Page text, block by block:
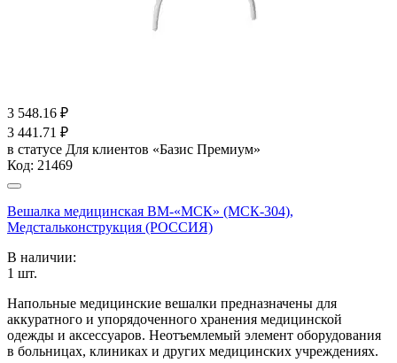
3 548.16 ₽
3 441.71 ₽
в статусе Для клиентов «Базис Премиум»
Код: 21469
Вешалка медицинская ВМ-«МСК» (МСК-304),
Медстальконструкция (РОССИЯ)
В наличии:
1 шт.
Напольные медицинские вешалки предназначены для
аккуратного и упорядоченного хранения медицинской
одежды и аксессуаров. Неотъемлемый элемент оборудования
в больницах, клиниках и других медицинских учреждениях.